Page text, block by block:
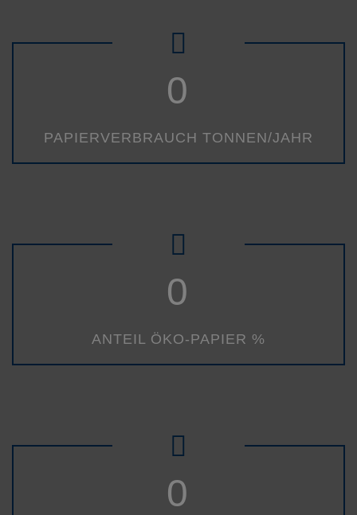
0
PAPIERVERBRAUCH TONNEN/JAHR
0
ANTEIL ÖKO-PAPIER %
0